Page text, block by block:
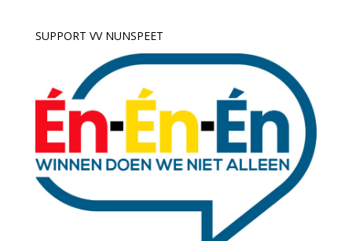
SUPPORT VV NUNSPEET